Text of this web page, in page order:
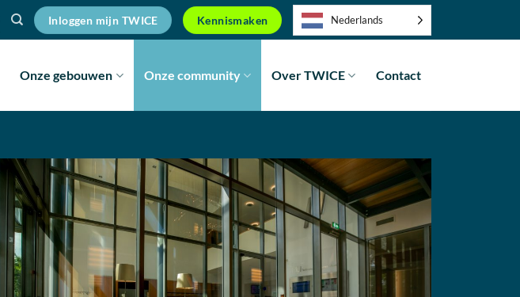
Inloggen mijn TWICE Kennismaken Nederlands
Onze gebouwen Onze community Over TWICE Contact